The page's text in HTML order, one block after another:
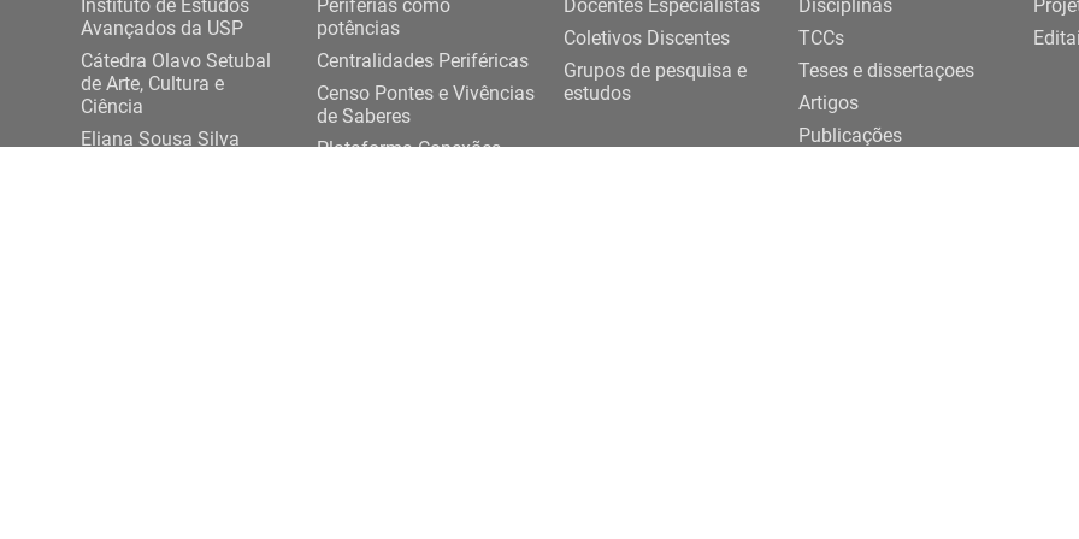
Instituto de Estudos
Avançados da USP
Cátedra Olavo Setubal
de Arte, Cultura e
Ciência
Eliana Sousa Silva
Periferias como
potências
Centralidades Periféricas
Censo Pontes e Vivências
de Saberes
Plataforma Conexões
Docentes Especialistas
Coletivos Discentes
Grupos de pesquisa e
estudos
Disciplinas
TCCs
Teses e dissertaçoes
Artigos
Publicações